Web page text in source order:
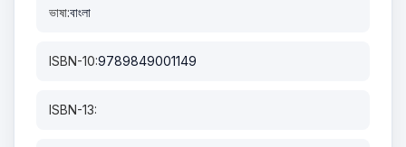
ভাষা:বাংলা
ISBN-10:9789849001149
ISBN-13: